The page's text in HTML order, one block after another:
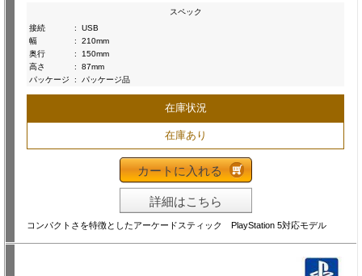
スペック
接続
:
USB
幅
:
210mm
奥行
:
150mm
高さ
:
87mm
パッケージ
: パッケージ品
在庫状況
在庫あり
カートに入れる
詳細はこちら
コンパクトさを特徴としたアーケードスティック PlayStation 5対応モデル